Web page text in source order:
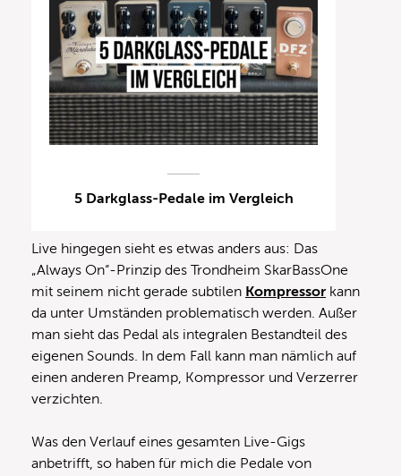
5 Darkglass-Pedale im Vergleich
Live hingegen sieht es etwas anders aus: Das
„Always On“-Prinzip des Trondheim SkarBassOne
mit seinem nicht gerade subtilen Kompressor kann
da unter Umständen problematisch werden. Außer
man sieht das Pedal als integralen Bestandteil des
eigenen Sounds. In dem Fall kann man nämlich auf
einen anderen Preamp, Kompressor und Verzerrer
verzichten.
Was den Verlauf eines gesamten Live-Gigs
anbetrifft, so haben für mich die Pedale von